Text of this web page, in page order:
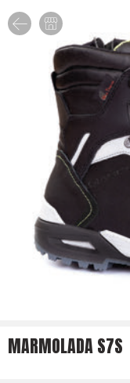
MARMOLADA S7S